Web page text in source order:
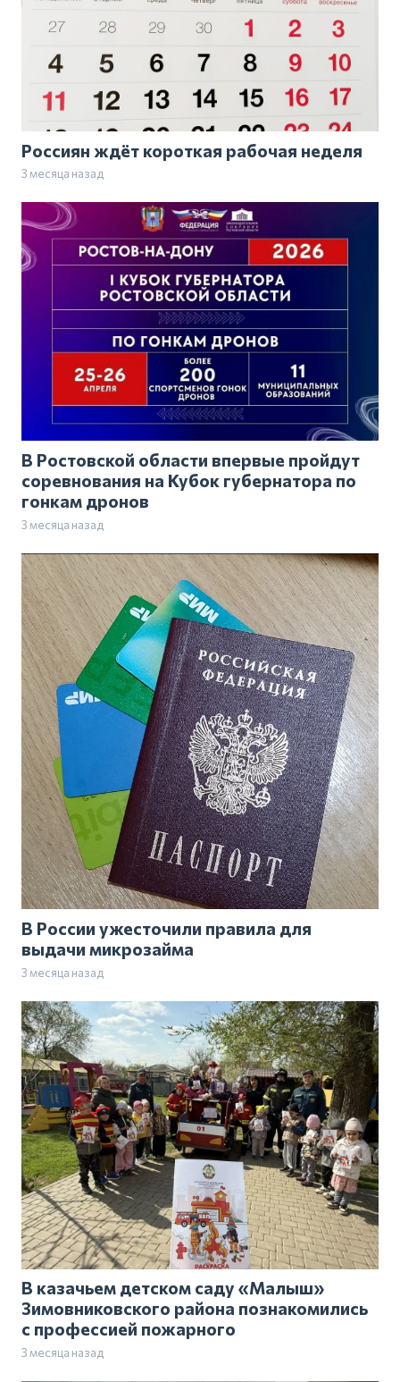
Россиян ждёт короткая рабочая неделя
3 месяца назад
В Ростовской области впервые пройдут
соревнования на Кубок губернатора по
гонкам дронов
3 месяца назад
В России ужесточили правила для
выдачи микрозайма
3 месяца назад
В казачьем детском саду «Малыш»
Зимовниковского района познакомились
с профессией пожарного
3 месяца назад